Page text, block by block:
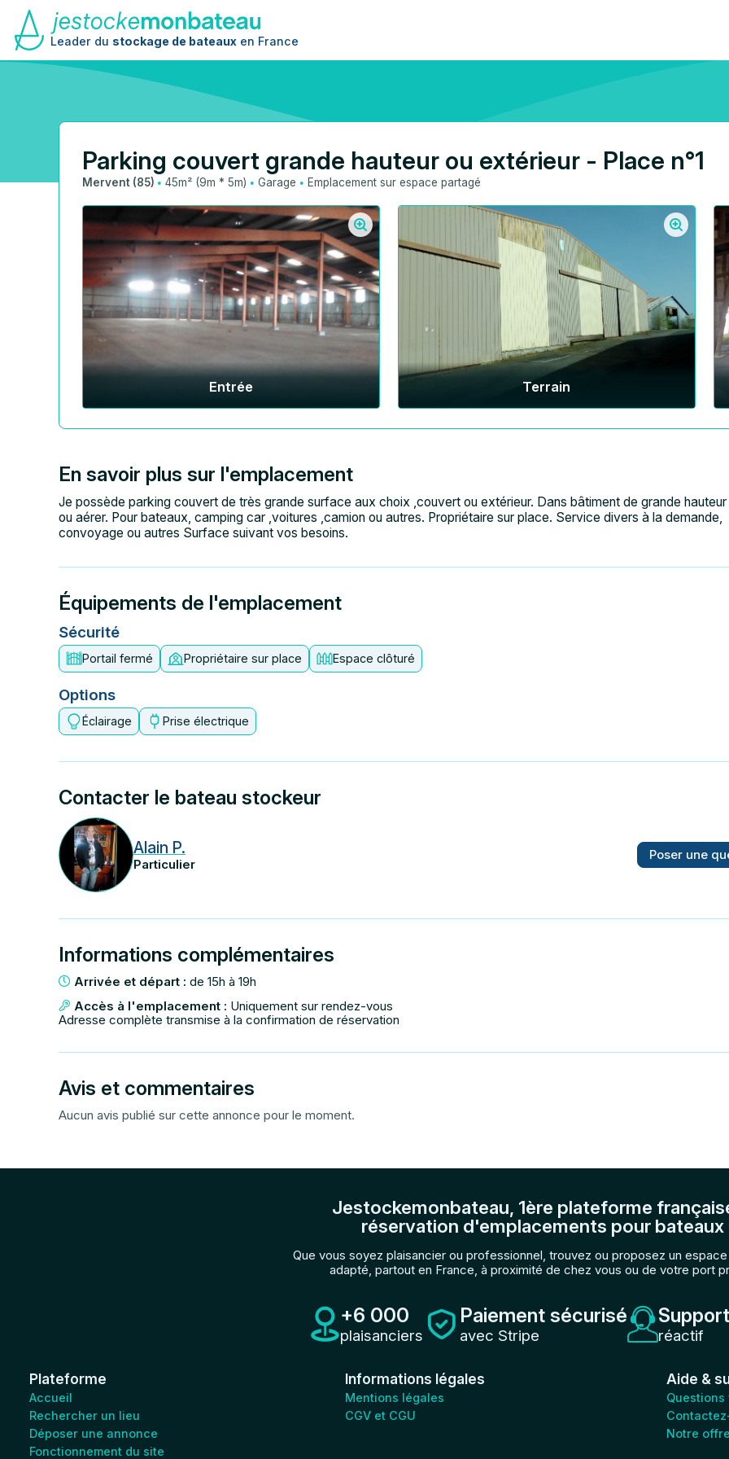
Leader du stockage de bateaux en France
Parking couvert grande hauteur ou extérieur - Place n°1
Mervent (85) · 45m² (9m * 5m) · Garage · Emplacement sur espace partagé
Entrée Terrain
En savoir plus sur l'emplacement
Je possède parking couvert de très grande surface aux choix ,couvert ou extérieur. Dans bâtiment de grande
ou aérer. Pour bateaux, camping car ,voitures ,camion ou autres. Propriétaire sur place. Service divers à la demande,
convoyage ou autres Surface suivant vos besoins.
Équipements de l'emplacement
Sécurité
Portail fermé Propriétaire sur place Espace clôturé
Options
Éclairage Prise électrique
Contacter le bateau stockeur
Alain P.
Particulier
Poser une
Informations complémentaires
Arrivée et départ : de 15h à 19h
Accès à l'emplacement : Uniquement sur rendez-vous
Adresse complète transmise à la confirmation de réservation
Avis et commentaires
Aucun avis publié sur cette annonce pour le moment.
Jestockemonbateau, 1ère plateforme
réservation d'emplacements pour bateaux
Que vous soyez plaisancier ou professionnel, trouvez ou proposez un
adapté, partout en France, à proximité de chez vous ou de votre port
+6 000
plaisanciers
Paiement sécurisé
avec Stripe réactif
Plateforme
Accueil
Rechercher un lieu
Déposer une annonce
Fonctionnement du site
Informations légales
Mentions légales
CGV et CGU
Aide &
Notre